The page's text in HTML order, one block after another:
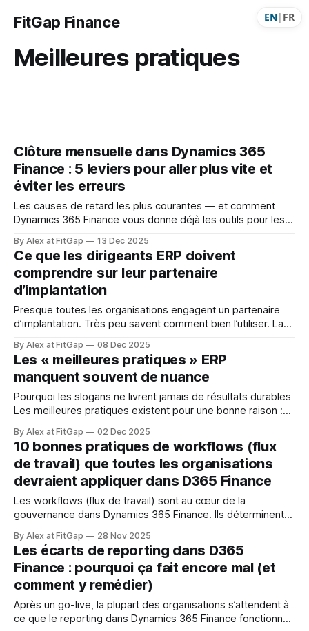
EN| FR
FitGap Finance
Meilleures pratiques
Clôture mensuelle dans Dynamics 365
Finance : 5 leviers pour aller plus vite et
éviter les erreurs
Les causes de retard les plus courantes — et comment
Dynamics 365 Finance vous donne déjà les outils pour les
By Alex at FitGap 13 Dec 2025
Ce que les dirigeants ERP doivent
comprendre sur leur partenaire
d’implantation
Presque toutes les organisations engagent un partenaire
d’implantation. Très peu savent comment bien l’utiliser. La
viennent de l’organisation elle-même : manque de clarté,
manque d’alignement, manque de disponibilité et absence
de prise en charge réelle. Voici
By Alex at FitGap 08 Dec 2025
Les « meilleures pratiques » ERP
manquent souvent de nuance
Pourquoi les slogans ne livrent jamais de résultats durables
Les meilleures pratiques existent pour une bonne raison :
point de départ structuré pour des projets ERP complexes.
Le problème commence lorsque ces principes deviennent
des règles absolues, appliquées sans contexte, sans
By Alex at FitGap 02 Dec 2025
10 bonnes pratiques de workflows (flux
de travail) que toutes les organisations
devraient appliquer dans D365 Finance
Les workflows (flux de travail) sont au cœur de la
gouvernance dans Dynamics 365 Finance. Ils déterminent
comment les contrôles sont appliqués et comment éviter
les blocages opérationnels. Pourtant, beaucoup
d’organisations les configurent mal : notifications floues,
trop de niveaux d’approbation,
By Alex at FitGap 28 Nov 2025
Les écarts de reporting dans D365
Finance : pourquoi ça fait encore mal (et
comment y remédier)
Après un go-live, la plupart des organisations s’attendent à
ce que le reporting dans Dynamics 365 Finance fonctionne